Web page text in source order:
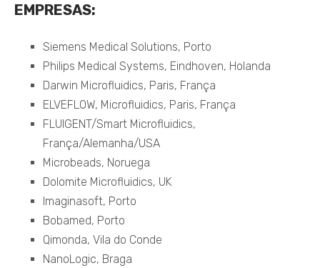
EMPRESAS:
Siemens Medical Solutions, Porto
Philips Medical Systems, Eindhoven, Holanda
Darwin Microfluidics, Paris, França
ELVEFLOW, Microfluidics, Paris, França
FLUIGENT/Smart Microfluidics,
França/Alemanha/USA
Microbeads, Noruega
Dolomite Microfluidics, UK
Imaginasoft, Porto
Bobamed, Porto
Qimonda, Vila do Conde
NanoLogic, Braga